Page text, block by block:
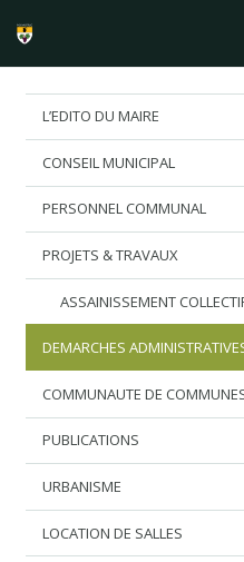
L’EDITO DU MAIRE
CONSEIL MUNICIPAL
PERSONNEL COMMUNAL
PROJETS & TRAVAUX
ASSAINISSEMENT
DEMARCHES
COMMUNAUTE DE
PUBLICATIONS
URBANISME
LOCATION DE SALLES